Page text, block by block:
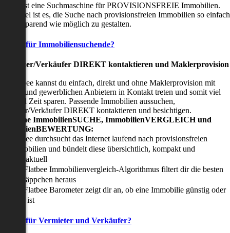
ist eine Suchmaschine für PROVISIONSFREIE Immobilien.
Ziel ist es, die Suche nach provisionsfreien Immobilien so einfach
zeitsparend wie möglich zu gestalten.
für Immobiliensuchende?
Verkäufer DIREKT kontaktieren und Maklerprovision
Flatbee kannst du einfach, direkt und ohne Maklerprovision mit
und gewerblichen Anbietern in Kontakt treten und somit viel
und Zeit sparen. Passende Immobilien aussuchen,
Verkäufer DIREKT kontaktieren und besichtigen.
in-one ImmobilienSUCHE, ImmobilienVERGLEICH und
Flatbee durchsucht das Internet laufend nach provisionsfreien
Immobilien und bündelt diese übersichtlich, kompakt und
tagesaktuell
Der Flatbee Immobilienvergleich-Algorithmus filtert dir die besten
Schnäppchen heraus
Der Flatbee Barometer zeigt dir an, ob eine Immobilie günstig oder
teuer ist
für Vermieter und Verkäufer?